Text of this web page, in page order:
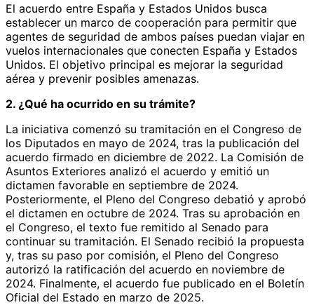
El acuerdo entre España y Estados Unidos busca
establecer un marco de cooperación para permitir que
agentes de seguridad de ambos países puedan viajar en
vuelos internacionales que conecten España y Estados
Unidos. El objetivo principal es mejorar la seguridad
aérea y prevenir posibles amenazas.
2. ¿Qué ha ocurrido en su trámite?
La iniciativa comenzó su tramitación en el Congreso de
los Diputados en mayo de 2024, tras la publicación del
acuerdo firmado en diciembre de 2022. La Comisión de
Asuntos Exteriores analizó el acuerdo y emitió un
dictamen favorable en septiembre de 2024.
Posteriormente, el Pleno del Congreso debatió y aprobó
el dictamen en octubre de 2024. Tras su aprobación en
el Congreso, el texto fue remitido al Senado para
continuar su tramitación. El Senado recibió la propuesta
y, tras su paso por comisión, el Pleno del Congreso
autorizó la ratificación del acuerdo en noviembre de
2024. Finalmente, el acuerdo fue publicado en el Boletín
Oficial del Estado en marzo de 2025.